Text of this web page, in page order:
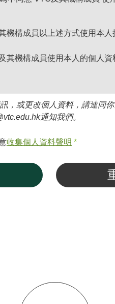
機構成員以上述方式使用本
其機構成員使用本人的個人
，或更改個人資料，請連同
通知我們。
收集個人資料聲明 *